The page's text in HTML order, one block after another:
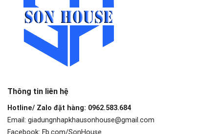
Thông tin liên hệ
Hotline/ Zalo đặt hàng: 0962.583.684
Email: giadungnhapkhausonhouse@gmail.com
Facebook: Fb.com/SonHouse